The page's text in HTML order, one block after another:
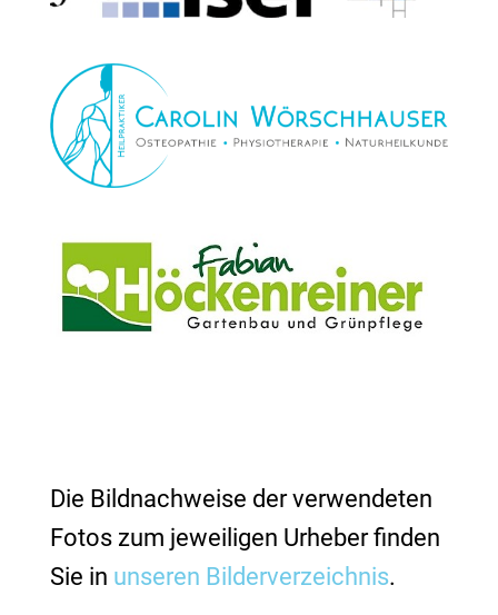
Die Bildnachweise der verwendeten
Fotos zum jeweiligen Urheber finden
Sie in unseren Bilderverzeichnis.